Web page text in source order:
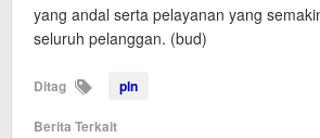
yang andal serta pelayanan yang
seluruh pelanggan. (bud)
Ditag pln
Berita Terkait